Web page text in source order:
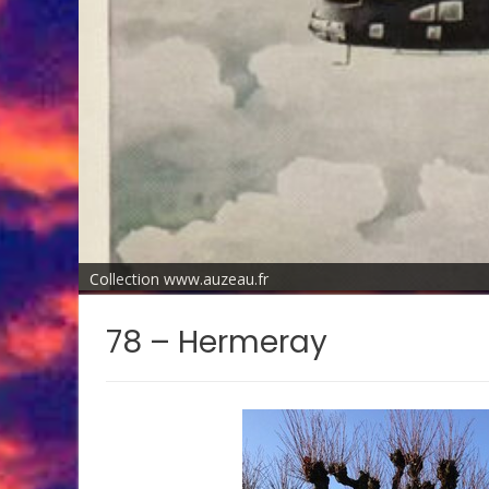
Collection www.auzeau.fr
78 – Hermeray